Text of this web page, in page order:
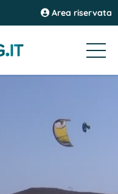
Area riservata